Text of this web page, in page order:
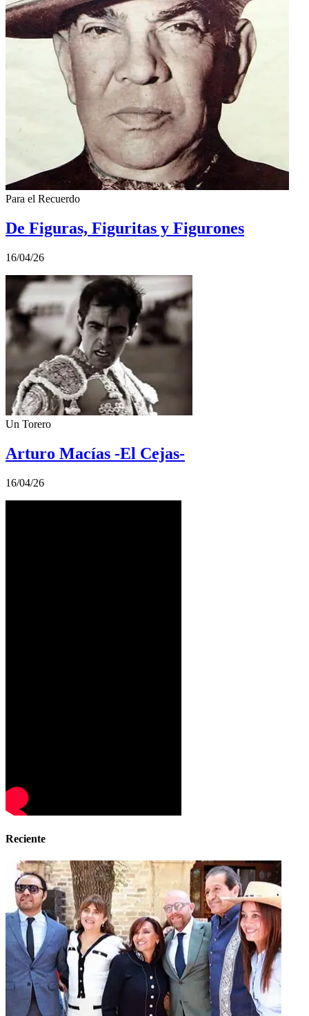
Para el Recuerdo
De Figuras, Figuritas y Figurones
16/04/26
Un Torero
Arturo Macías -El Cejas-
16/04/26
Reciente